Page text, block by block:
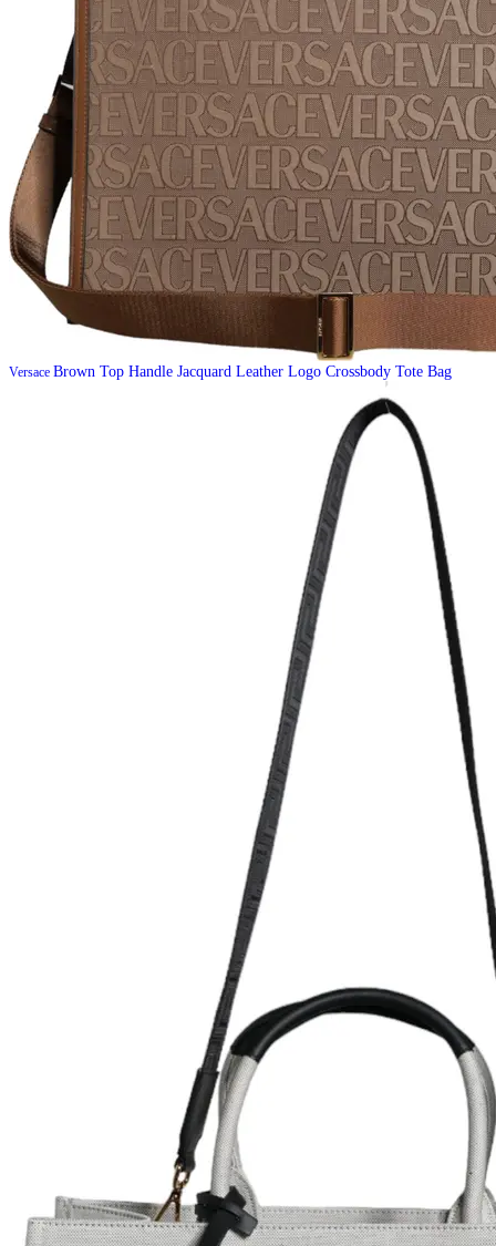
Versace Brown Top Handle Jacquard Leather Logo Crossbody Tote Bag